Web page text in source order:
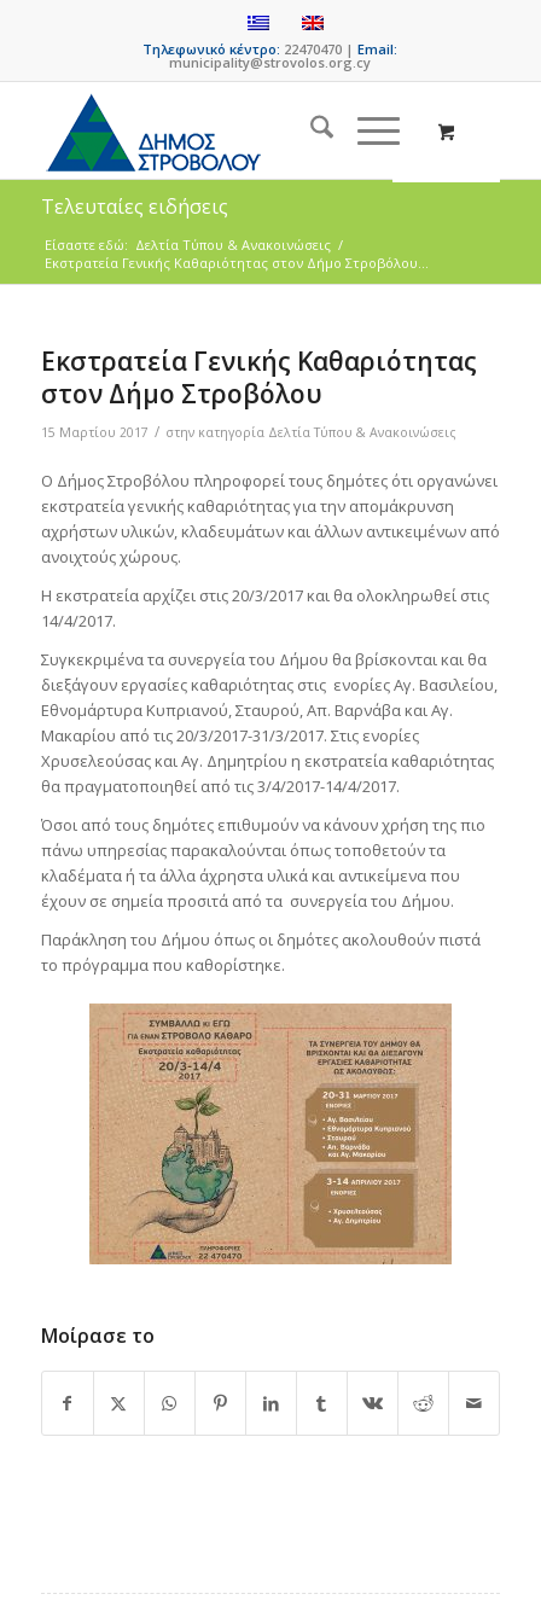
Τηλεφωνικό κέντρο: 22470470 |Email:
municipality@strovolos.org.cy
Τελευταίες ειδήσεις
Είσαστε εδώ: Δελτία Τύπου & Ανακοινώσεις /
Εκστρατεία Γενικής Καθαριότητας στον Δήμο Στροβόλου...
Εκστρατεία Γενικής Καθαριότητας
στον Δήμο Στροβόλου
15 Μαρτίου 2017 / στην κατηγορία Δελτία Τύπου & Ανακοινώσεις
Ο Δήμος Στροβόλου πληροφορεί τους δημότες ότι οργανώνει
εκστρατεία γενικής καθαριότητας για την απομάκρυνση
αχρήστων υλικών, κλαδευμάτων και άλλων αντικειμένων από
ανοιχτούς χώρους.
Η εκστρατεία αρχίζει στις 20/3/2017 και θα ολοκληρωθεί στις
14/4/2017.
Συγκεκριμένα τα συνεργεία του Δήμου θα βρίσκονται και θα
διεξάγουν εργασίες καθαριότητας στις ενορίες Αγ. Βασιλείου,
Εθνομάρτυρα Κυπριανού, Σταυρού, Απ. Βαρνάβα και Αγ.
Μακαρίου από τις 20/3/2017-31/3/2017. Στις ενορίες
Χρυσελεούσας και Αγ. Δημητρίου η εκστρατεία καθαριότητας
θα πραγματοποιηθεί από τις 3/4/2017-14/4/2017.
Όσοι από τους δημότες επιθυμούν να κάνουν χρήση της πιο
πάνω υπηρεσίας παρακαλούνται όπως τοποθετούν τα
κλαδέματα ή τα άλλα άχρηστα υλικά και αντικείμενα που
έχουν σε σημεία προσιτά από τα συνεργεία του Δήμου.
Παράκληση του Δήμου όπως οι δημότες ακολουθούν πιστά
το πρόγραμμα που καθορίστηκε.
Μοίρασε το